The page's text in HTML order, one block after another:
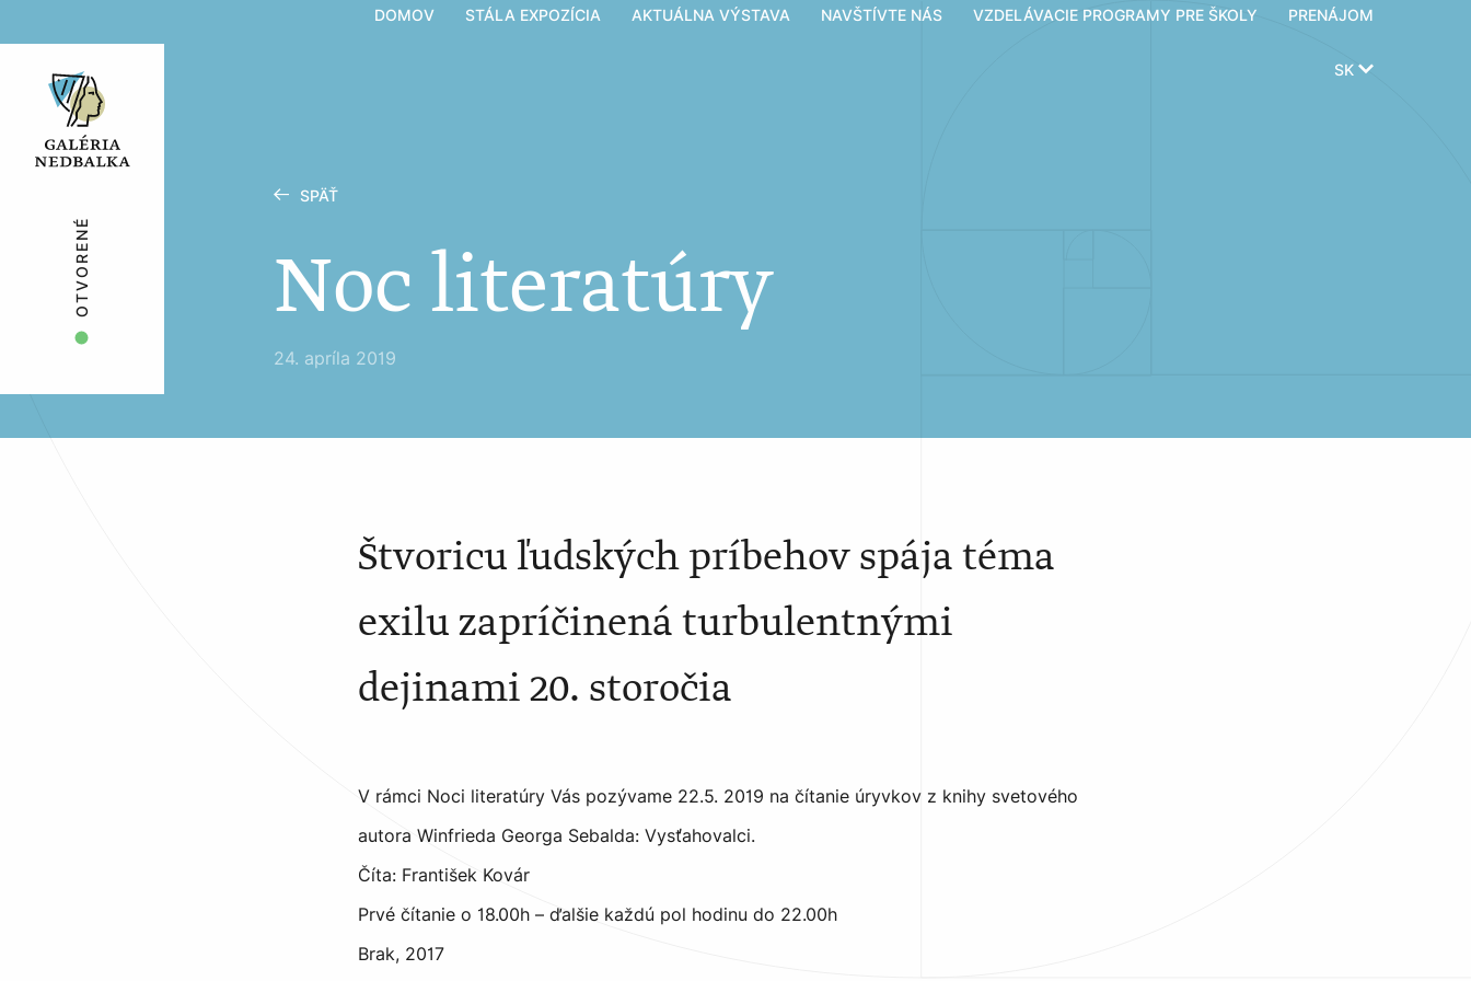
DOMOV STÁLA EXPOZÍCIA AKTUÁLNA VÝSTAVA NAVŠTÍVTE NÁS VZDELÁVACIE PROGRAMY PRE ŠKOLY PRENÁJOM
SK
SPÄŤ
Noc literatúry
24. apríla 2019
OTVORENÉ
Štvoricu ľudských príbehov spája téma
exilu zapríčinená turbulentnými
dejinami 20. storočia
V rámci Noci literatúry Vás pozývame 22.5. 2019 na čítanie úryvkov z knihy svetového
autora Winfrieda Georga Sebalda: Vysťahovalci.
Číta: František Kovár
Prvé čítanie o 18.00h – ďalšie každú pol hodinu do 22.00h
Brak, 2017